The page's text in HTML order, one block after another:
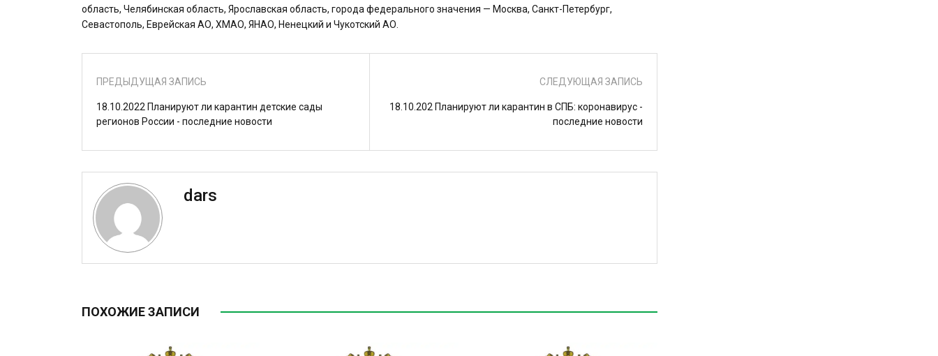
область, Челябинская область, Ярославская область, города федерального значения — Москва, Санкт-Петербург,
Севастополь, Еврейская АО, ХМАО, ЯНАО, Ненецкий и Чукотский АО.
ПРЕДЫДУЩАЯ ЗАПИСЬ
18.10.2022 Планируют ли карантин детские сады
регионов России - последние новости
СЛЕДУЮЩАЯ ЗАПИСЬ
18.10.202 Планируют ли карантин в СПБ: коронавирус -
последние новости
dars
ПОХОЖИЕ ЗАПИСИ